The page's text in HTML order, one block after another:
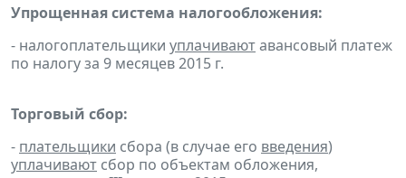
Упрощенная система налогообложения:
- налогоплательщики уплачиваютавансовый платеж
по налогу за 9 месяцев 2015 г.
Торговый сбор:
- плательщики сбора (в случае его введения)
уплачивают сбор по объектам обложения,